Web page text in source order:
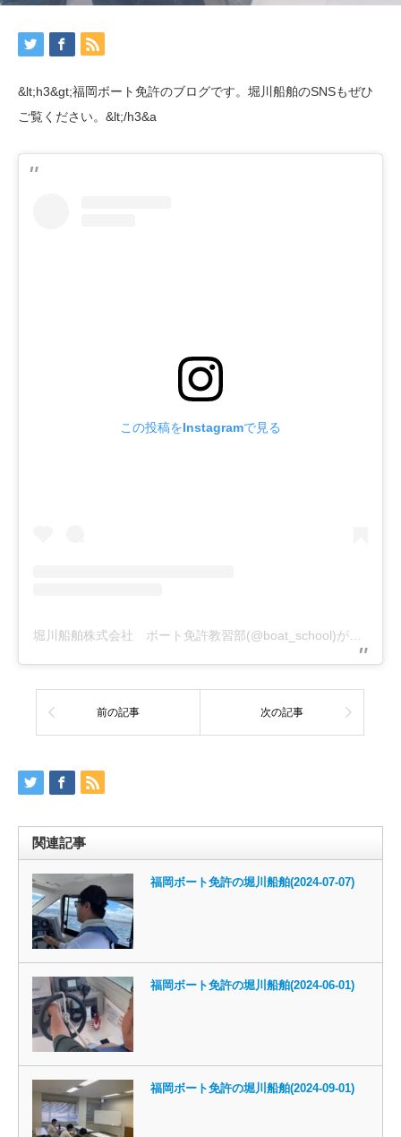
&lt;h3&gt;福岡ボート免許のブログです。堀川船舶のSNSもぜひ
ご覧ください。&lt;/h3&a
この投稿をInstagramで見る
前の記事 次の記事
関連記事
福岡ボート免許の堀川船舶(2024-07-07)
福岡ボート免許の堀川船舶(2024-06-01)
福岡ボート免許の堀川船舶(2024-09-01)